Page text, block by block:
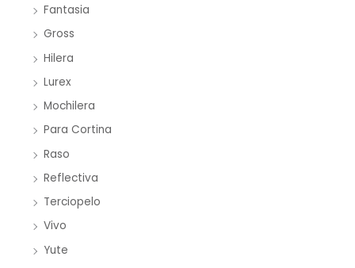
Fantasia
Gross
Hilera
Lurex
Mochilera
Para Cortina
Raso
Reflectiva
Terciopelo
Vivo
Yute